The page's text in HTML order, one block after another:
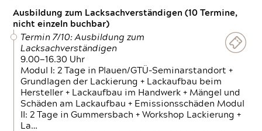
Ausbildung zum Lacksachverständigen (10 Termine,
nicht einzeln buchbar)
Termin 7/10: Ausbildung zum
Lacksachverständigen
9.00—16.30 Uhr
Modul I: 2 Tage in Plauen/GTÜ-Seminarstandort +
Grundlagen der Lackierung + Lackaufbau beim
Hersteller + Lackaufbau im Handwerk + Mängel und
Schäden am Lackaufbau + Emissionsschäden Modul
II: 2 Tage in Gummersbach + Workshop Lackierung +
La…